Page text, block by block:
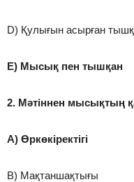
D) Қулығын асырған
E) Мысық пен тышқан
2. Мәтіннен мысықтың
A) Өркөкіректігі
B) Мақтаншақтығы